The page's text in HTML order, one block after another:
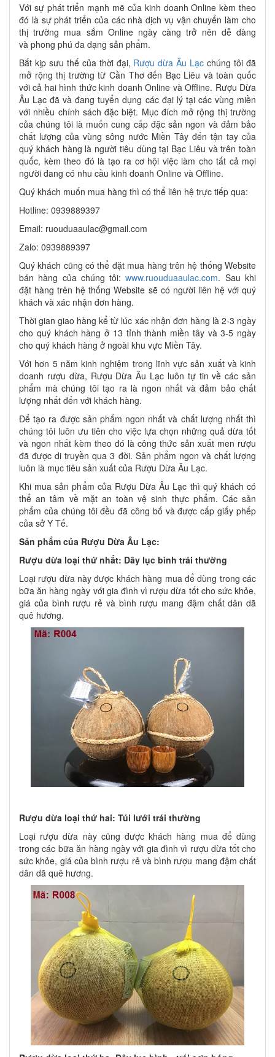
Với sự phát triển mạnh mẽ của kinh doanh Online kèm theo
đó là sự phát triển của các nhà dịch vụ vận chuyển làm cho
thị trường mua sắm Online ngày càng trở nên dễ dàng
và phong phú đa dạng sản phẩm.
Bắt kịp sưu thế của thời đại, Rượu dừa Âu Lạc chúng tôi đã
mở rộng thị trường từ Cần Thơ đến Bạc Liêu và toàn quốc
với cả hai hình thức kinh doanh Online và Offline. Rượu Dừa
Âu Lạc đã và đang tuyển dụng các đại lý tại các vùng miền
với nhiều chính sách đặc biệt. Mục đích mở rộng thị trường
của chúng tôi là muốn cung cấp đặc sản ngon và đảm bảo
chất lượng của vùng sông nước Miền Tây đến tận tay của
quý khách hàng là người tiêu dùng tại Bạc Liêu và trên toàn
quốc, kèm theo đó là tạo ra cơ hội việc làm cho tất cả mọi
người đang có nhu cầu kinh doanh Online và Offline.
Quý khách muốn mua hàng thì có thể liên hệ trực tiếp qua:
Hotline: 0939889397
Email: ruouduaaulac@gmail.com
Zalo: 0939889397
Quý khách cũng có thể đặt mua hàng trên hệ thống Website
bán hàng của chúng tôi:www.ruouduaaulac.com. Sau khi
đặt hàng trên hệ thống Website sẽ có người liên hệ với quý
khách và xác nhận đơn hàng.
Thời gian giao hàng kể từ lúc xác nhận đơn hàng là 2-3 ngày
cho quý khách hàng ở 13 tỉnh thành miền tây và 3-5 ngày
cho quý khách hàng ở ngoài khu vực Miền Tây.
Với hơn 5 năm kinh nghiệm trong lĩnh vực sản xuất và kinh
doanh rượu dừa, Rượu Dừa Âu Lạc luôn tự tin về các sản
phẩm mà chúng tôi tạo ra là ngon nhất và đảm bảo chất
lượng nhất đến với khách hàng.
Để tạo ra được sản phẩm ngon nhất và chất lượng nhất thì
chúng tôi luôn ưu tiên cho việc lựa chọn những quả dừa tốt
và ngon nhất kèm theo đó là công thức sản xuất men rượu
đã được di truyền qua 3 đời. Sản phẩm ngon và chất lượng
luôn là mục tiêu sản xuất của Rượu Dừa Âu Lạc.
Khi mua sản phẩm của Rượu Dừa Âu Lạc thì quý khách có
thể an tâm về mặt an toàn vệ sinh thực phẩm. Các sản
phẩm của chúng tôi đều đã công bố và được cấp giấy phếp
của sở Y Tế.
Sản phẩm của Rượu Dừa Âu Lạc:
Rượu dừa loại thứ nhất: Dây lục bình trái thường
Loại rượu dừa này được khách hàng mua để dùng trong các
bữa ăn hàng ngày với gia đình vì rượu dừa tốt cho sức khỏe,
giá của bình rượu rẻ và bình rượu mang đậm chất dân dã
quê hương.
Rượu dừa loại thứ hai: Túi lưới trái thường
Loại rượu dừa này cũng được khách hàng mua để dùng
trong các bữa ăn hàng ngày với gia đình vì rượu dừa tốt cho
sức khỏe, giá của bình rượu rẻ và bình rượu mang đậm chất
dân dã quê hương.